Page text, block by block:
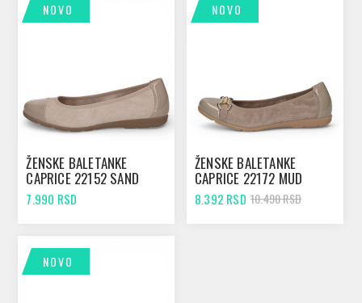
NOVO
ŽENSKE BALETANKE
CAPRICE 22152 SAND
COMB
7.990 RSD
NOVO
ŽENSKE BALETANKE
CAPRICE 22172 MUD
COMB
8.392 RSD 10.490 RSD
NOVO